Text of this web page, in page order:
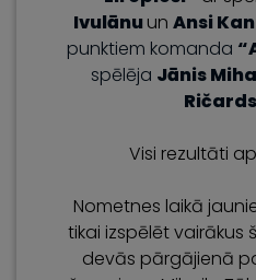
Ivulānuun Ansi
punktiem komanda
spēlēja Jānis
Visi rezultāti
Nometnes laikā
tikai izspēlēt vairākus
devās pārgājienā